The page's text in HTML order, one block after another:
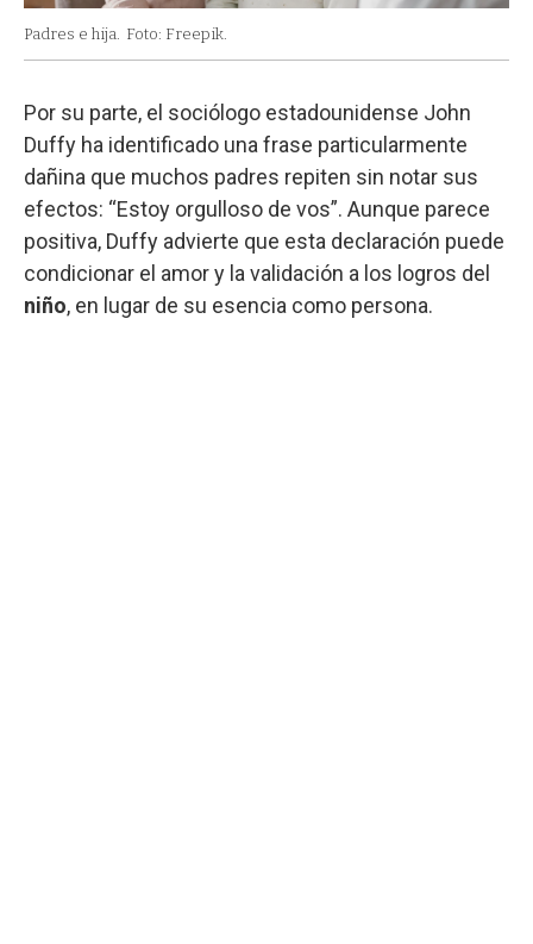
Padres e hija. Foto: Freepik.
Por su parte, el sociólogo estadounidense John
Duffy ha identificado una frase particularmente
dañina que muchos padres repiten sin notar sus
efectos: “Estoy orgulloso de vos”. Aunque parece
positiva, Duffy advierte que esta declaración puede
condicionar el amor y la validación a los logros del
niño, en lugar de su esencia como persona.